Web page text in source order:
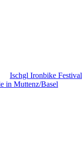
Ischgl Ironbike Festival
in Muttenz/Basel